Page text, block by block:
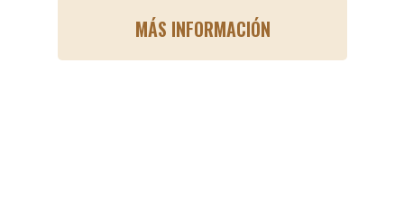
MÁS INFORMACIÓN